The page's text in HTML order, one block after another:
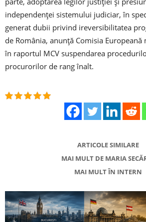
independenţei sistemului judiciar, în
generat dubii privind ireversibilitatea
de România, anunţă Comisia
în raportul MCV suspendarea
procurorilor de rang înalt.
ARTICOLE SIMILARE
MAI MULT DE MARIA
MAI MULT ÎN INTERN